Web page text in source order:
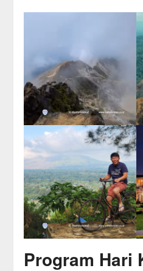
Program Hari